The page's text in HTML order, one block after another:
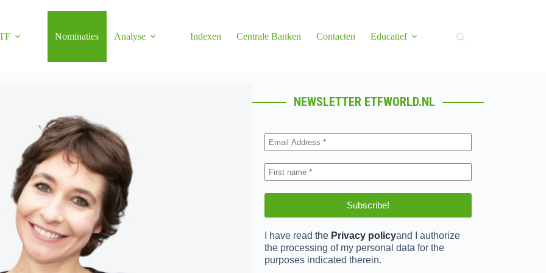
Nominaties Analyse Indexen Centrale Banken Contacten Educatief
NEWSLETTER ETFWORLD.NL
I have read the Privacy policyand I authorize
the processing of my personal data for the
purposes indicated therein.